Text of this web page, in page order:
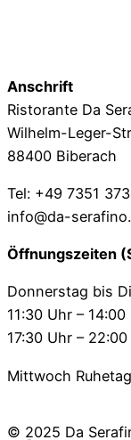
Anschrift
Ristorante Da
Wilhelm-Leger-
88400 Biberach
Tel: +49 7351
info@da-
Öffnungszeiten
Donnerstag bis
11:30 Uhr – 14:00
17:30 Uhr –
Mittwoch
© 2025 Da